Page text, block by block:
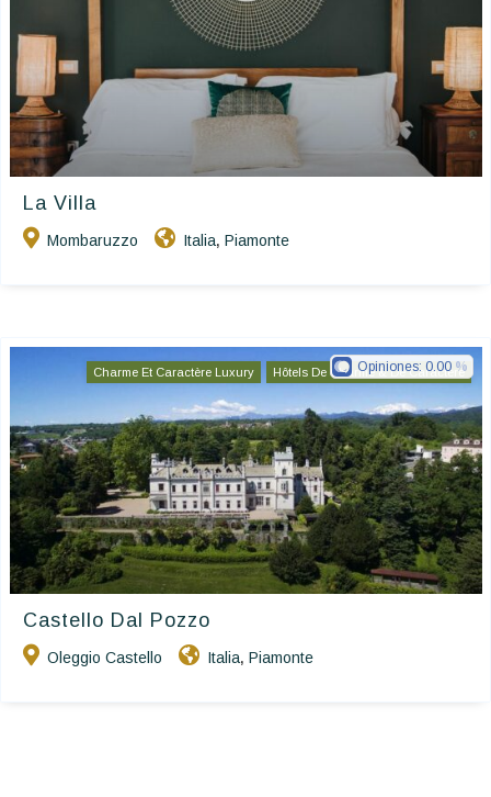
La Villa
Mombaruzzo Italia, Piamonte
Charme Et Caractère Luxury Hôtels De Charme & De Caractère
Castello Dal Pozzo
Oleggio Castello Italia, Piamonte
Opiniones: 0.00